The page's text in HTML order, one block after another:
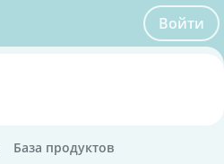
Войти
База продуктов